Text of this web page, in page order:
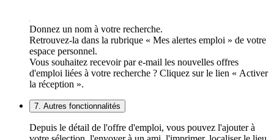
Donnez un nom à votre recherche.
Retrouvez-la dans la rubrique « Mes alertes emploi » de votre
espace personnel.
Vous souhaitez recevoir par e-mail les nouvelles offres
d'emploi liées à votre recherche ? Cliquez sur le lien « Activer
la réception ».
7. Autres fonctionnalités
Depuis le détail de l'offre d'emploi, vous pouvez l'ajouter à